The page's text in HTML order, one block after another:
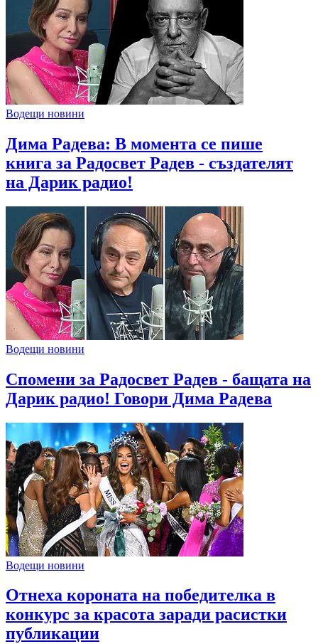
Водещи новини
Дима Радева: В момента се пише
книга за Радосвет Радев - създателят
на Дарик радио!
Водещи новини
Спомени за Радосвет Радев - бащата на
Дарик радио! Говори Дима Радева
Водещи новини
Отнеха короната на победителка в
конкурс за красота заради расистки
публикации